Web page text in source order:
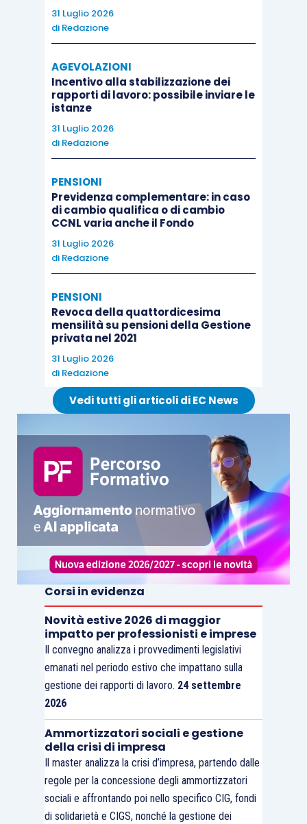
31 Luglio 2026
di Redazione
AGEVOLAZIONI
Incentivo alla stabilizzazione dei
rapporti di lavoro: possibile inviare le
istanze
31 Luglio 2026
di Redazione
PENSIONI
Previdenza complementare: in caso
di cambio qualifica o di cambio
CCNL varia anche il Fondo
31 Luglio 2026
di Redazione
PENSIONI
Revoca della quattordicesima
mensilità su pensioni della Gestione
privata nel 2021
31 Luglio 2026
di Redazione
Vedi tutti gli articoli di EC News
Corsi in evidenza
Novità estive 2026 di maggior
impatto per professionisti e imprese
Il convegno analizza i provvedimenti legislativi
emanati nel periodo estivo che impattano sulla
gestione dei rapporti di lavoro. 24 settembre
2026
Ammortizzatori sociali e gestione
della crisi di impresa
Il master analizza la crisi d’impresa, partendo dalle
regole per la concessione degli ammortizzatori
sociali e affrontando poi nello specifico CIG, fondi
di solidarietà e CIGS, nonché la gestione dei